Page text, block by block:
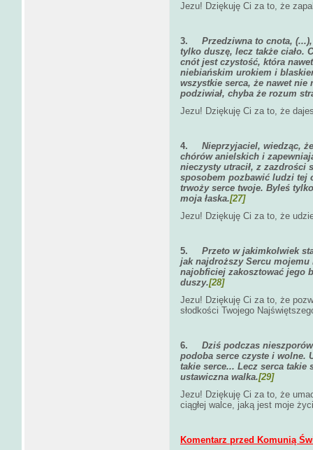
Jezu! Dziękuję Ci za to, że
3. Przedziwna to cnota,
tylko duszę, lecz także ciało.
cnót jest czystość, która
niebiańskim urokiem i
wszystkie serca, że nawet
podziwiał, chyba że rozum
Jezu! Dziękuję Ci za to, że
4. Nieprzyjaciel, wiedząc,
chórów anielskich i
nieczysty utracił, z zazdrości
sposobem pozbawić ludzi tej
trwoży serce twoje. Byleś
moja łaska.[27]
Jezu! Dziękuję Ci za to, że
5. Przeto w jakimkolwiek
jak najdroższy Sercu mojemu
najobficiej zakosztować jego
duszy.[28]
Jezu! Dziękuję Ci za to, że
słodkości Twojego
6. Dziś podczas
podoba serce czyste i wolne.
takie serce... Lecz serca
ustawiczna walka.[29]
Jezu! Dziękuję Ci za to, że
ciągłej walce, jaką jest moje
Komentarz przed Komunią